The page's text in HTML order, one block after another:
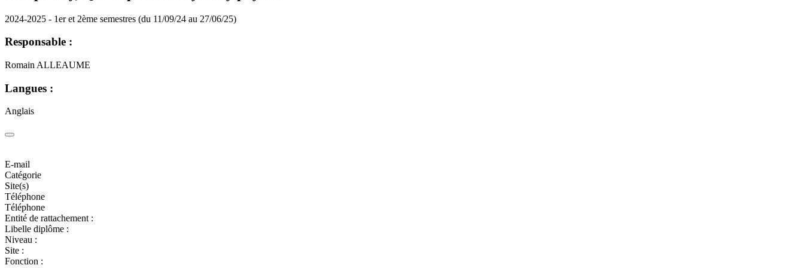
2024-2025 - 1er et 2ème semestres (du 11/09/24 au 27/06/25)
Responsable :
Romain ALLEAUME
Langues :
Anglais
E-mail
Catégorie
Site(s)
Téléphone
Téléphone
Entité de rattachement :
Libelle diplôme :
Niveau :
Site :
Fonction :